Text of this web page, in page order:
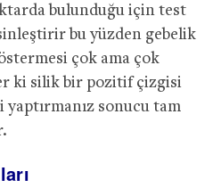
bulunduğu için test
bu yüzden gebelik
çok ama çok
ki silik bir pozitif çizgisi
yaptırmanız sonucu tam